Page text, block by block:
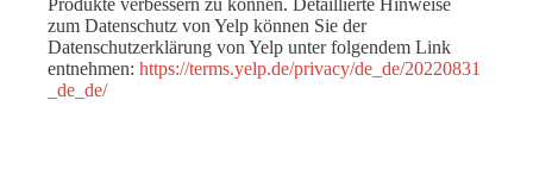
Produkte verbessern zu können. Detaillierte Hinweise
zum Datenschutz von Yelp können Sie der
Datenschutzerklärung von Yelp unter folgendem Link
entnehmen:https://terms.yelp.de/privacy/de_de/20220831
_de_de/